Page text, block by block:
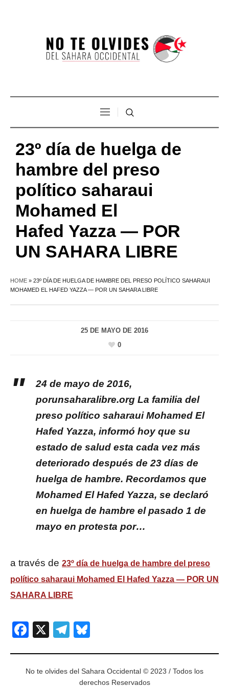
23º día de huelga de
hambre del preso
político saharaui
Mohamed El
Hafed Yazza — POR
UN SAHARA LIBRE
HOME » 23º DÍA DE HUELGA DE HAMBRE DEL PRESO POLÍTICO SAHARAUI
MOHAMED EL HAFED YAZZA — POR UN SAHARA LIBRE
25 DE MAYO DE 2016
0
24 de mayo de 2016,
porunsaharalibre.org La familia del
preso político saharaui Mohamed El
Hafed Yazza, informó hoy que su
estado de salud esta cada vez más
deteriorado después de 23 días de
huelga de hambre. Recordamos que
Mohamed El Hafed Yazza, se declaró
en huelga de hambre el pasado 1 de
mayo en protesta por…
a través de 23º día de huelga de hambre del preso
político saharaui Mohamed El Hafed Yazza — POR UN
SAHARA LIBRE
Facebook
X Telegram
No te olvides del Sahara Occidental © 2023 / Todos los
derechos Reservados